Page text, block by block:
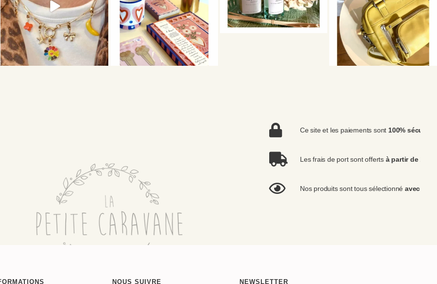
Ce site et les paiements sont 100%
Les frais de port sont offerts à partir de 100€
Nos produits sont tous sélectionné avec
NOUS SUIVRE NEWSLETTER